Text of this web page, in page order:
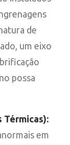
de
um eixo
possa
Térmicas):
em